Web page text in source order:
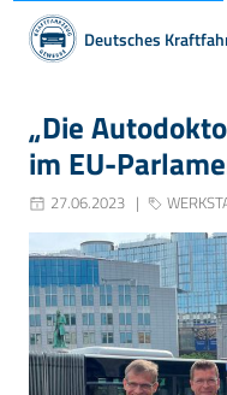
Deutsches
„Die
im EU-
27.06.2023